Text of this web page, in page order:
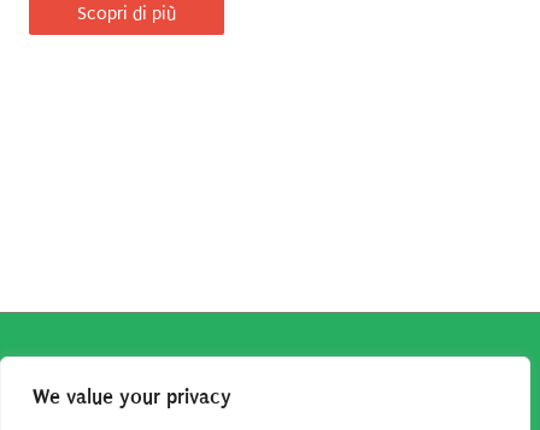
We value your privacy
Scopri di più
associato Amazon percepisce dei ricavi da acquisti idonei.